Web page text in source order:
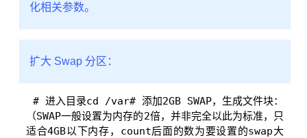
化相关参数。
扩大 Swap 分区：
# 进入目录cd /var# 添加2GB SWAP，生成文件块：
（SWAP一般设置为内存的2倍，并非完全以此为标准，只
适合4GB以下内存，count后面的数为要设置的swap大